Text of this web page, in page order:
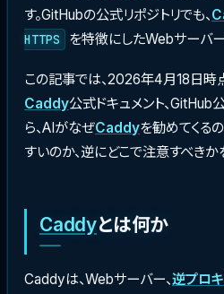
す。GitHubの公式リポジトリでも、
HTTPS
を特徴にしたWebサーバ
この記事では、2026年4月18日時
Caddy公式ドキュメント、GitHub
ら、AIがなぜCaddyを勧めてくる
すいのか、逆にどこで注意すべきか
Caddyとは何か
Caddyは、Webサーバー、逆プロ